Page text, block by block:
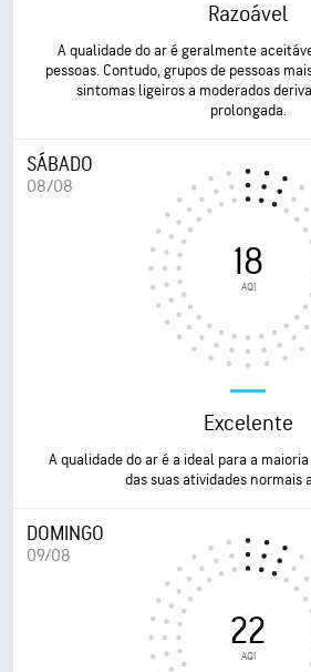
Razoável
A qualidade do ar é geralmente
pessoas. Contudo, grupos de pessoas
sintomas ligeiros a moderados
prolongada.
SÁBADO
08/08
18
AQI
Excelente
A qualidade do ar é a ideal para a
das suas atividades normais
DOMINGO
09/08
22
AQI